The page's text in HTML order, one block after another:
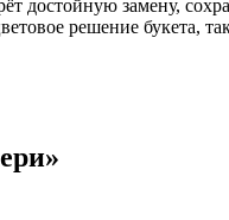
достойную замену,
решение букета,